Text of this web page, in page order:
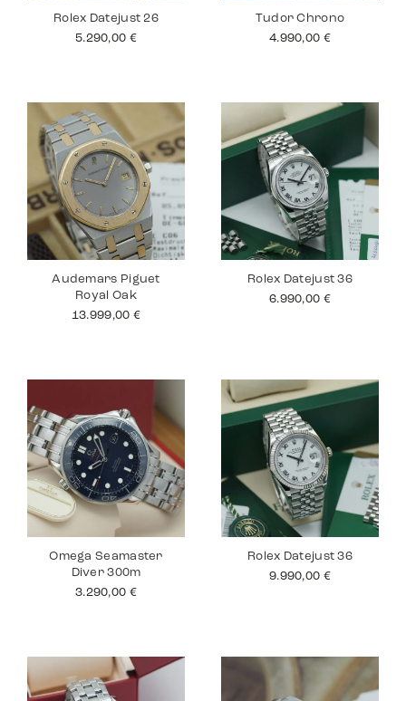
Rolex Datejust 26
5.290,00 €
Tudor Chrono
4.990,00 €
Audemars Piguet
Royal Oak
13.999,00 €
Rolex Datejust 36
6.990,00 €
Omega Seamaster
Diver 300m
3.290,00 €
Rolex Datejust 36
9.990,00 €